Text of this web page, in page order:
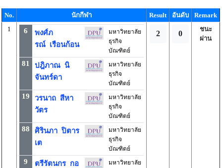
No. นักกีฬา Result อันดับ
Remark
1
6
พงศ์ภ
รณ์ เรือนก้อน
มหาวิทยาลัย
ธุรกิจ
บัณฑิตย์
81
ปฎิภาณ นิ
จันทร์ดา
มหาวิทยาลัย
ธุรกิจ
บัณฑิตย์
19
วรนาถ สีหา
วัตร
มหาวิทยาลัย
ธุรกิจ
บัณฑิตย์
88
ศิรินภา ปิตาร
เต
มหาวิทยาลัย
ธุรกิจ
บัณฑิตย์
9
ตรีรัตนกร กอ
มหาวิทยาลัย
2 0
ชนะ
ผ่าน